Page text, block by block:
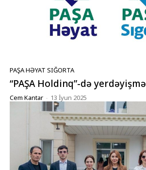
PAŞA HƏYAT SIĞORTA
“PAŞA Holdinq”-də yerdəyişmə
Cem Kantar - 13 İyun 2025